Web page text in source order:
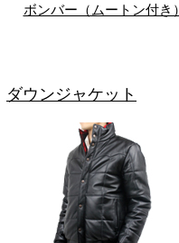
ボンバー（ムートン付き）
ダウンジャケット